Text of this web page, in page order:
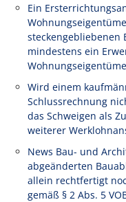
Ein
steckengebliebenen
mindestens ein
Wird einem
Schlussrechnung
das Schweigen als
weiterer
News Bau- und
abgeänderten
allein rechtfertigt
gemäß § 2 Abs. 5